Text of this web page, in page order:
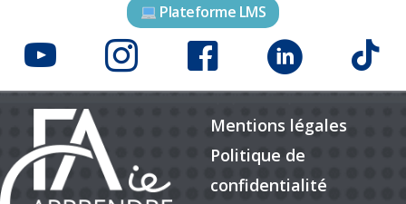
Plateforme LMS
Mentions légales
Politique de
confidentialité